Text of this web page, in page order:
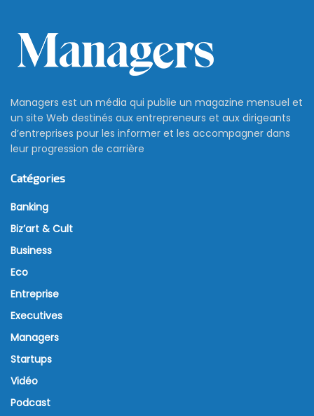
Managers est un média qui publie un magazine mensuel et
un site Web destinés aux entrepreneurs et aux dirigeants
d’entreprises pour les informer et les accompagner dans
leur progression de carrière
Catégories
Banking
Biz’art & Cult
Business
Eco
Entreprise
Executives
Managers
Startups
Vidéo
Podcast